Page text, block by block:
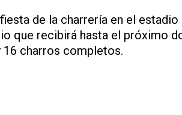
de la charrería en el estadio
que recibirá hasta el próximo
16 charros completos.